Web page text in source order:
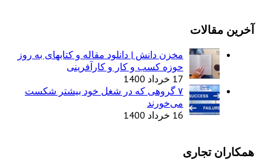
آخرین مقالات
مخزن دانش | دانلود مقاله و کتابهای به روز
حوزه کسب و کار و کارآفرینی
17 خرداد 1400
۷ گروهی که در شغل خود بیشتر شکست
می‌خورند
16 خرداد 1400
همکاران تجاری